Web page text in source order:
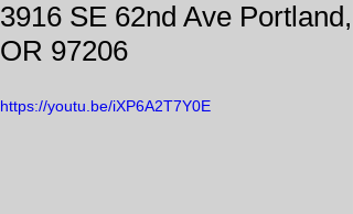
3916 SE 62nd Ave Portland,
OR 97206
https://youtu.be/iXP6A2T7Y0E